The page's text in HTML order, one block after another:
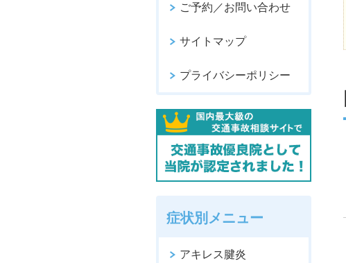
ご予約／お問い合わせ
サイトマップ
プライバシーポリシー
症状別メニュー
アキレス腱炎